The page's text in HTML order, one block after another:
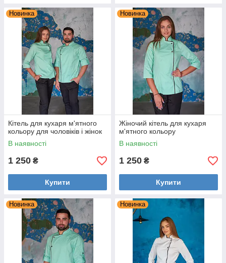
До замовлення уніформи
Купівля покроково
Оформлення заявки через каталог
Передоплата від 20%
Виготовлення зразка та його
Новинка
Кітель для кухаря м'ятного
кольору для чоловіків і жінок
В наявності
1 250 ₴
Купити
Новинка
Жіночий кітель для кухаря
м'ятного кольору
В наявності
1 250 ₴
Купити
Новинка Новинка